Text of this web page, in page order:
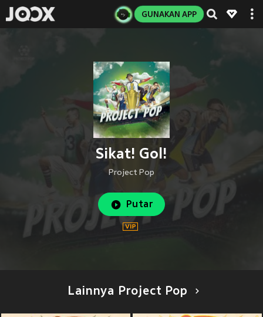
GUNAKAN APP
Sikat! Gol!
Project Pop
Putar
Lainnya Project Pop